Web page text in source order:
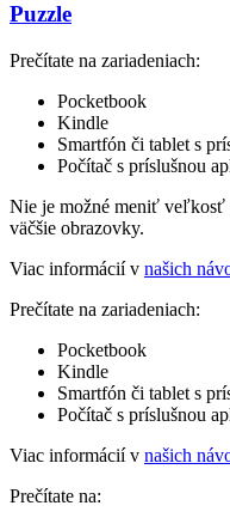
Puzzle
Prečítate na zariadeniach:
Pocketbook
Kindle
Smartfón či tablet s
Počítač s príslušnou
Nie je možné meniť veľkosť
väčšie obrazovky.
Viac informácií v našich
Prečítate na zariadeniach:
Pocketbook
Kindle
Smartfón či tablet s
Počítač s príslušnou
Viac informácií v našich
Prečítate na: